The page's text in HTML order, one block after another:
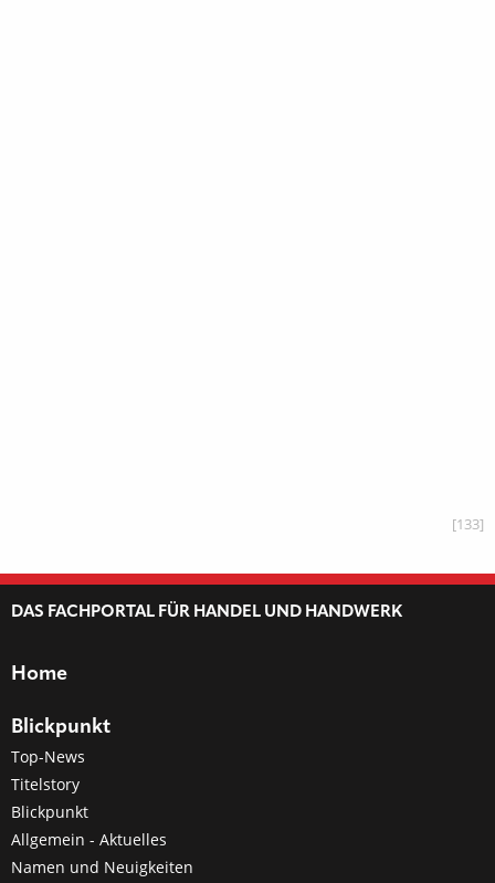
[133]
DAS FACHPORTAL FÜR HANDEL UND HANDWERK
Home
Blickpunkt
Top-News
Titelstory
Blickpunkt
Allgemein - Aktuelles
Namen und Neuigkeiten